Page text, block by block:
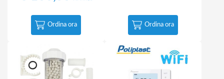
Ordina ora Ordina ora